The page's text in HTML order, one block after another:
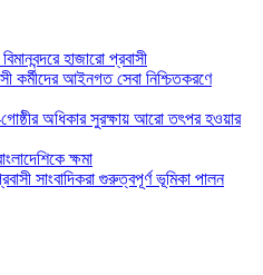
হাজারো প্রবাসী
কর্মীদের আইনগত সেবা নিশ্চিতকরণে
অধিকার সুরক্ষায় আরো তৎপর হওয়ার
ক্ষমা
সাংবাদিকরা গুরুত্বপূর্ণ ভূমিকা পালন